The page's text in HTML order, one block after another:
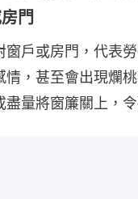
門
窗戶或房門，代表
情，甚至會出現爛
量將窗簾關上，令